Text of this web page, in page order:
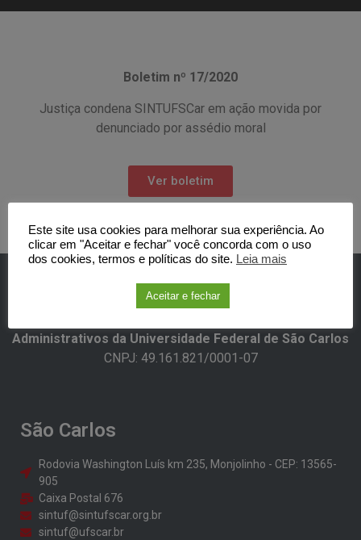
Boletim nº 17/2020
Justiça condena SINTUFSCar em ação movida por
denunciado por assédio moral
Ver boletim
Administrativos da Universidade Federal de São Carlos​
CNPJ: 49.161.821/0001-07
São Carlos
Rodovia Washington Luís km 235, Monjolinho - CEP: 13565-
905
Caixa Postal 676
sintuf@sintufscar.org.br
sintuf@ufscar.br
Este site usa cookies para melhorar sua experiência. Ao
clicar em "Aceitar e fechar" você concorda com o uso
dos cookies, termos e políticas do site. Leia mais
Aceitar e fechar